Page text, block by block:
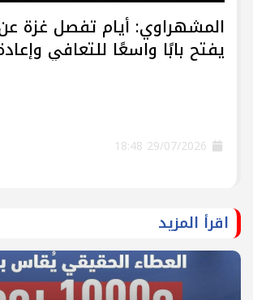
المشهراوي: أيام تفصل غزة
يفتح بابًا واسعًا للتعافي
اقرأ المزيد